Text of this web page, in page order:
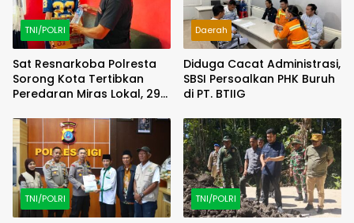
TNI/POLRI
Sat Resnarkoba Polresta
Sorong Kota Tertibkan
Peredaran Miras Lokal, 29
Daerah
Diduga Cacat Administrasi,
SBSI Persoalkan PHK Buruh
di PT. BTIIG
TNI/POLRI TNI/POLRI